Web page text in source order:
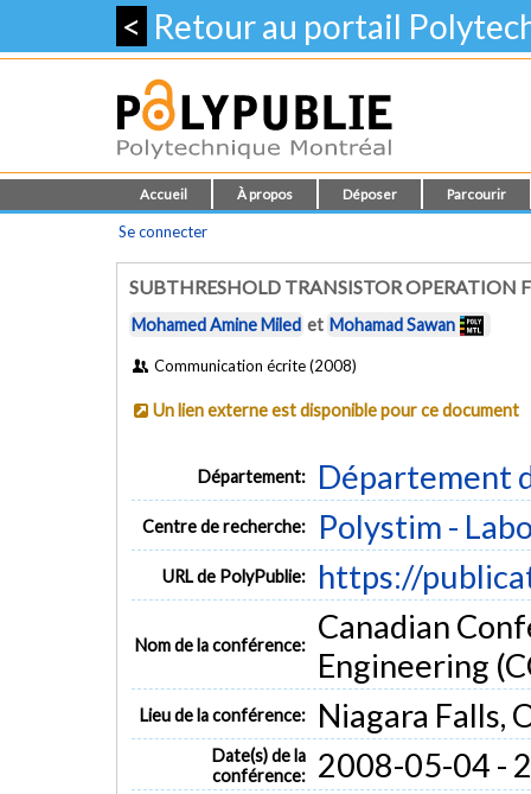
< Retour au portail
Accueil À propos Déposer Parcourir
Se connecter
SUBTHRESHOLD TRANSISTOR OPERATION
Mohamed Amine Miled et Mohamad Sawan
Communication écrite (2008)
Un lien externe est disponible pour ce document
Département: Département
Centre de recherche: Polystim -
URL de PolyPublie: https://
Nom de la conférence:
Canadian
Engineering
Lieu de la conférence: Niagara Falls,
Date(s) de la
conférence:
2008-05-04 -